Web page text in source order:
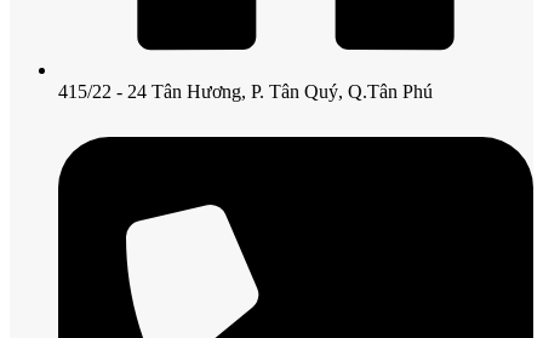
415/22 - 24 Tân Hương, P. Tân Quý, Q.Tân Phú